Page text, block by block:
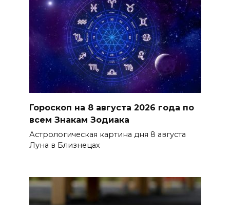
Гороскоп на 8 августа 2026 года по
всем Знакам Зодиака
Астрологическая картина дня 8 августа
Луна в Близнецах